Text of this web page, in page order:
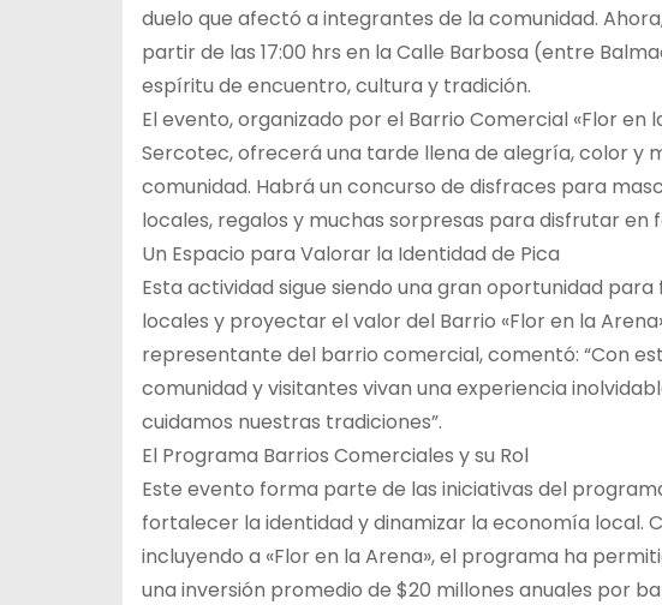
duelo que afectó a integrantes de la comunidad.
partir de las 17:00 hrs en la Calle Barbosa (entre
espíritu de encuentro, cultura y tradición.
El evento, organizado por el Barrio Comercial «Flor
Sercotec, ofrecerá una tarde llena de alegría, color y
comunidad. Habrá un concurso de disfraces para
locales, regalos y muchas sorpresas para disfrutar en
Un Espacio para Valorar la Identidad de Pica
Esta actividad sigue siendo una gran oportunidad
locales y proyectar el valor del Barrio «Flor en la
representante del barrio comercial, comentó: “Con
comunidad y visitantes vivan una experiencia
cuidamos nuestras tradiciones”.
El Programa Barrios Comerciales y su Rol
Este evento forma parte de las iniciativas del
fortalecer la identidad y dinamizar la economía local.
incluyendo a «Flor en la Arena», el programa ha
una inversión promedio de $20 millones anuales por